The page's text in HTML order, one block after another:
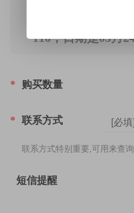
卡号是：
116，日期是05月
* 购买数量
* 联系方式
联系方式特别重要,可用来查
短信提醒